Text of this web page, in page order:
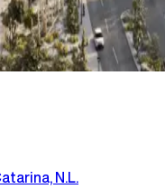
N.L.